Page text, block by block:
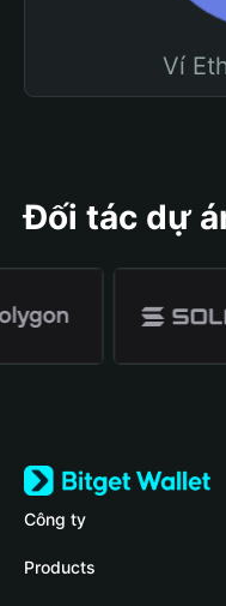
Ví
Đối tác dự
Công ty
Về Bitget Wallet
Products